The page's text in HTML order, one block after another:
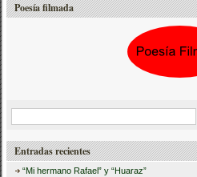
Poesía filmada
s
Entradas recientes
“Mi hermano Rafael” y “Huaraz”